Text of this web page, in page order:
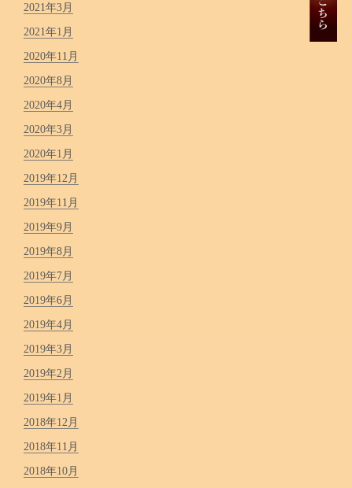
2021年3月
2021年1月
2020年11月
2020年8月
2020年4月
2020年3月
2020年1月
2019年12月
2019年11月
2019年9月
2019年8月
2019年7月
2019年6月
2019年4月
2019年3月
2019年2月
2019年1月
2018年12月
2018年11月
2018年10月